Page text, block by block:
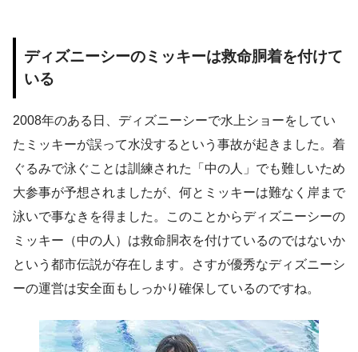
ディズニーシーのミッキーは救命胴着を付けて
いる
2008年のある日、ディズニーシーで水上ショーをしてい
たミッキーが誤って水没するという事故が起きました。着
ぐるみで泳ぐことは訓練された「中の人」でも難しいため
大参事が予想されましたが、何とミッキーは難なく岸まで
泳いで事なきを得ました。このことからディズニーシーの
ミッキー（中の人）は救命胴衣を付けているのではないか
という都市伝説が存在します。さすが優秀なディズニーシ
ーの運営は安全面もしっかり確保しているのですね。